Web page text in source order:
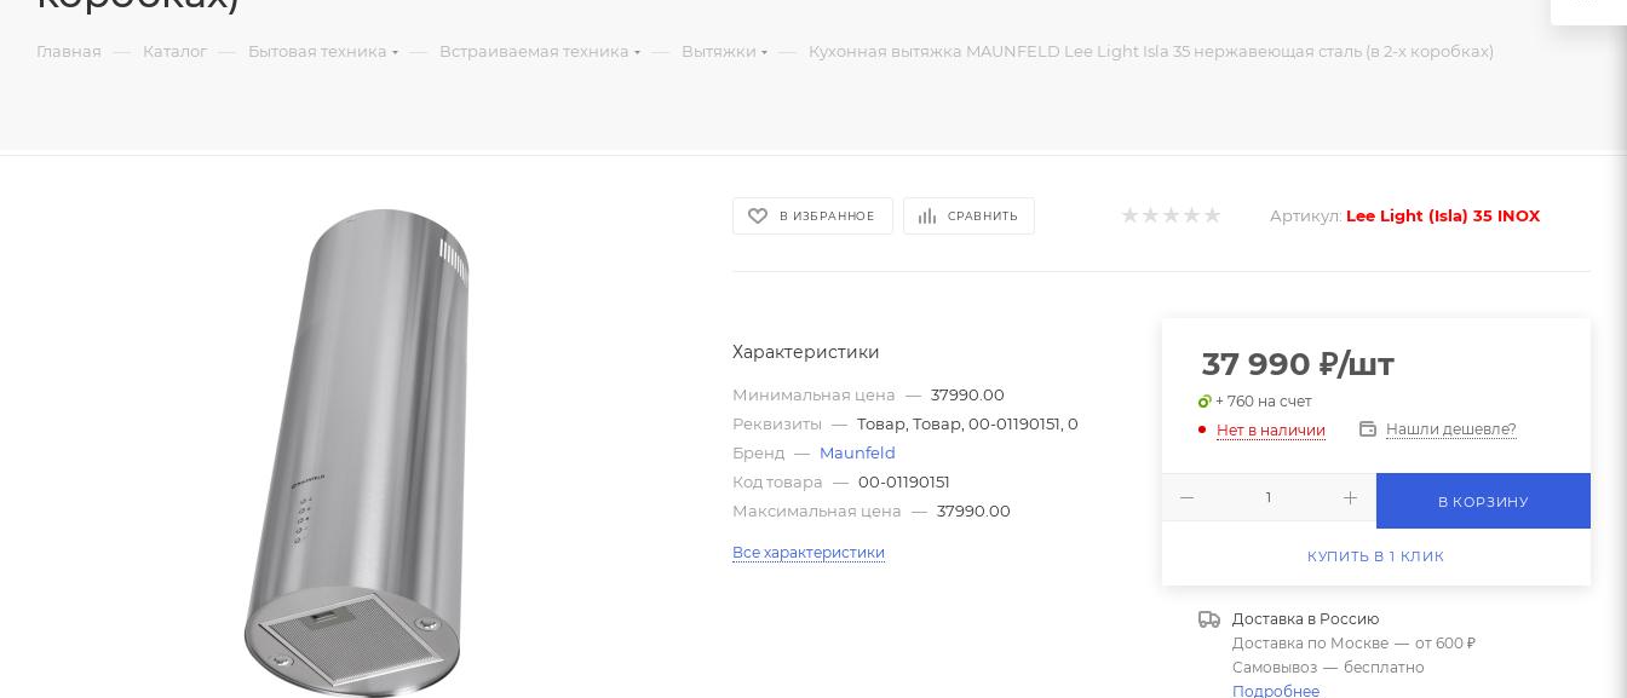
Главная — Каталог — Бытовая техника — Встраиваемая техника — Вытяжки — Кухонная вытяжка MAUNFELD Lee Light Isla 35 нержавеющая сталь (в 2-х коробках)
В ИЗБРАННОЕ СРАВНИТЬ Артикул: Lee Light (Isla) 35 INOX
Характеристики
Минимальная цена — 37990.00
Реквизиты — Товар, Товар, 00-01190151, 0
Бренд — Maunfeld
Код товара — 00-01190151
Максимальная цена — 37990.00
Все характеристики
37 990 ₽/шт
+ 760 на счет
Нет в наличии
Нашли дешевле?
В КОРЗИНУ
КУПИТЬ В 1 КЛИК
Доставка в Россию
Доставка по Москве — от 600 ₽
Самовывоз — бесплатно
Подробнее